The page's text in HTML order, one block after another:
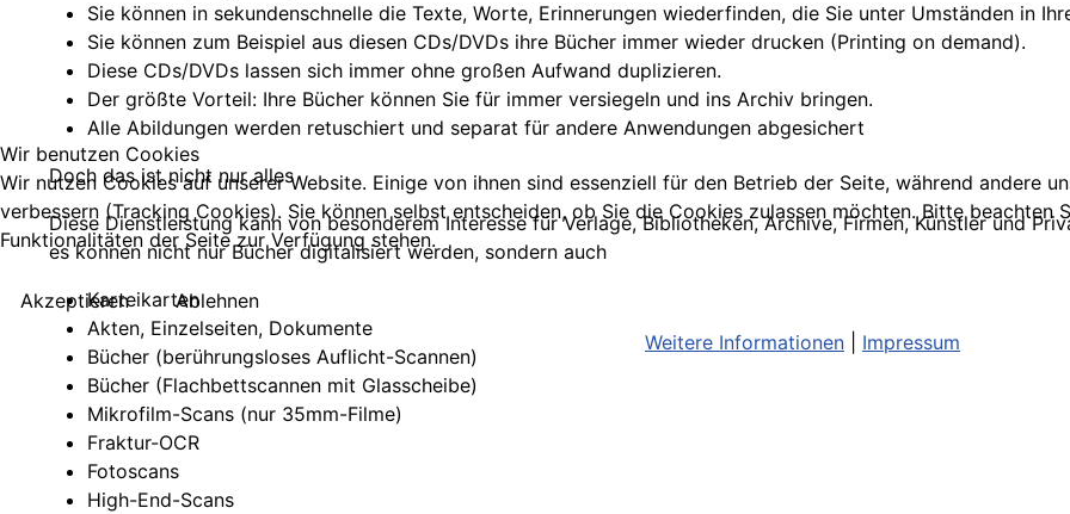
Sie können in sekundenschnelle die Texte, Worte, Erinnerungen wiederfinden, die Sie unter Umständen in
Sie können zum Beispiel aus diesen CDs/DVDs ihre Bücher immer wieder drucken (Printing on demand).
Diese CDs/DVDs lassen sich immer ohne großen Aufwand duplizieren.
Der größte Vorteil: Ihre Bücher können Sie für immer versiegeln und ins Archiv bringen.
Alle Abildungen werden retuschiert und separat für andere Anwendungen abgesichert
Doch das ist nicht nur alles
Diese Dienstleistung kann von besonderem Interesse für Verlage, Bibliotheken, Archive, Firmen, Künstler und
es können nicht nur Bücher digitalisiert werden, sondern auch
Karteikarten
Akten, Einzelseiten, Dokumente
Bücher (berührungsloses Auflicht-Scannen)
Bücher (Flachbettscannen mit Glasscheibe)
Mikrofilm-Scans (nur 35mm-Filme)
Fraktur-OCR
Fotoscans
High-End-Scans
Wir benutzen Cookies
Wir nutzen Cookies auf unserer Website. Einige von ihnen sind essenziell für den Betrieb der Seite, während andere
verbessern (Tracking Cookies). Sie können selbst entscheiden, ob Sie die Cookies zulassen möchten. Bitte
Funktionalitäten der Seite zur Verfügung stehen.
Akzeptieren
Ablehnen
Weitere Informationen
Impressum